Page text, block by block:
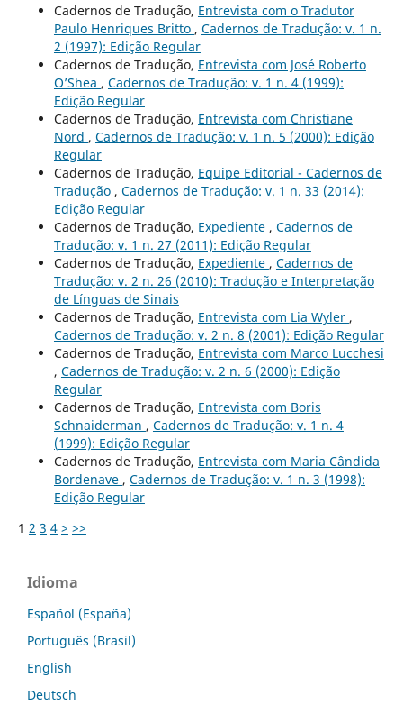
Cadernos de Tradução, Entrevista com o Tradutor
Paulo Henriques Britto , Cadernos de Tradução: v. 1 n.
2 (1997): Edição Regular
Cadernos de Tradução, Entrevista com José Roberto
O’Shea , Cadernos de Tradução: v. 1 n. 4 (1999):
Edição Regular
Cadernos de Tradução, Entrevista com Christiane
Nord , Cadernos de Tradução: v. 1 n. 5 (2000): Edição
Regular
Cadernos de Tradução, Equipe Editorial - Cadernos de
Tradução , Cadernos de Tradução: v. 1 n. 33 (2014):
Edição Regular
Cadernos de Tradução, Expediente , Cadernos de
Tradução: v. 1 n. 27 (2011): Edição Regular
Cadernos de Tradução, Expediente , Cadernos de
Tradução: v. 2 n. 26 (2010): Tradução e Interpretação
de Línguas de Sinais
Cadernos de Tradução, Entrevista com Lia Wyler ,
Cadernos de Tradução: v. 2 n. 8 (2001): Edição Regular
Cadernos de Tradução, Entrevista com Marco Lucchesi
, Cadernos de Tradução: v. 2 n. 6 (2000): Edição
Regular
Cadernos de Tradução, Entrevista com Boris
Schnaiderman , Cadernos de Tradução: v. 1 n. 4
(1999): Edição Regular
Cadernos de Tradução, Entrevista com Maria Cândida
Bordenave , Cadernos de Tradução: v. 1 n. 3 (1998):
Edição Regular
1 2 3 4 > >>
Idioma
Español (España)
Português (Brasil)
English
Deutsch